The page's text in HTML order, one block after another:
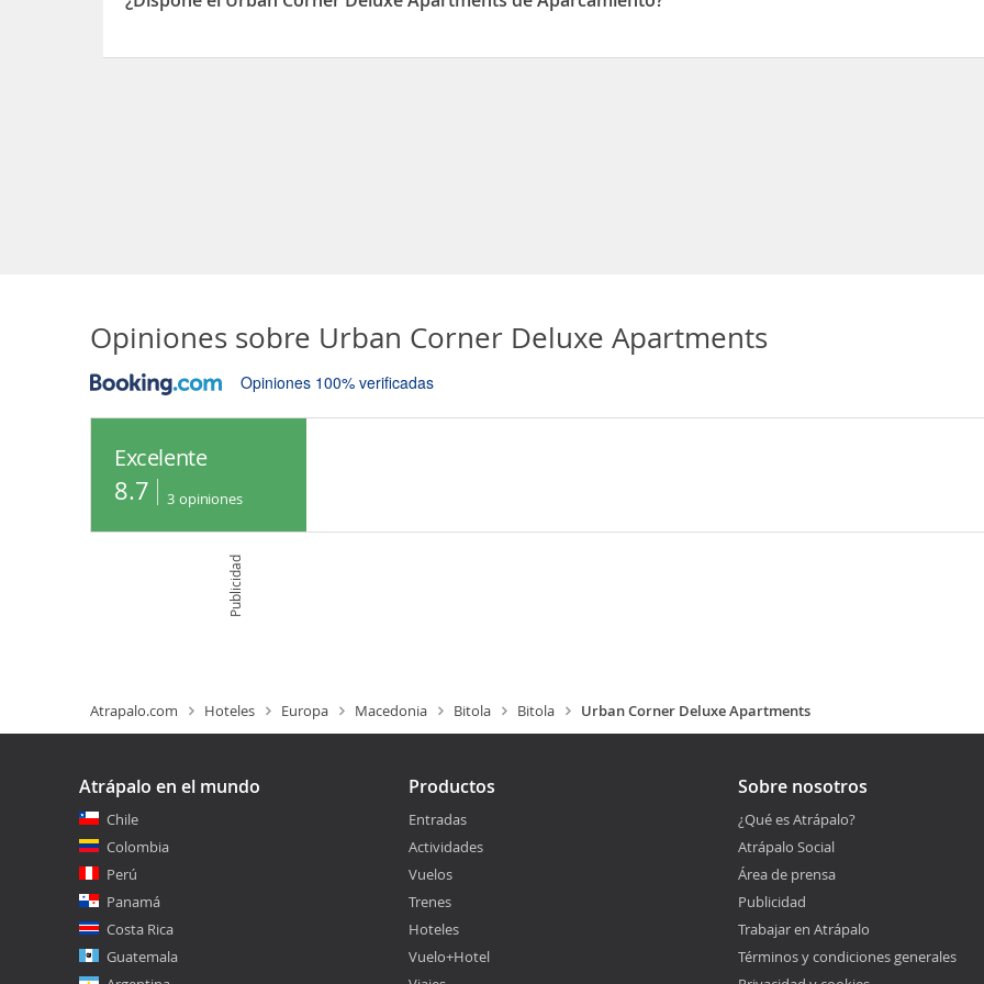
Opiniones sobre Urban Corner Deluxe Apartments
Opiniones 100% verificadas
Excelente
8.7 3 opiniones
Publicidad
Atrapalo.com Hoteles Europa Macedonia Bitola Bitola Urban Corner Deluxe Apartments
Atrápalo en el mundo
Chile
Colombia
Perú
Panamá
Costa Rica
Guatemala
Productos
Entradas
Actividades
Vuelos
Trenes
Hoteles
Vuelo+Hotel
Sobre nosotros
¿Qué es Atrápalo?
Atrápalo Social
Área de prensa
Publicidad
Trabajar en Atrápalo
Términos y condiciones generales